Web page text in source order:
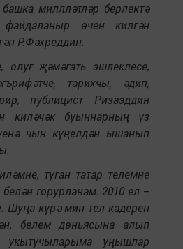
миллләтләр берлектә
өчен килгән
Р.Фәхреддин.
олуг җәмәгать эшлеклесе,
тарихчы, әдип,
публицист Ризаэддин
киләчәк буыннарның үз
чын күңелдән ышанып
туган татар телемне
горурланам. 2010 ел –
Шуңа күрә мин тел кадерен
белем дөньясына алып
укытучыларыма уңышлар